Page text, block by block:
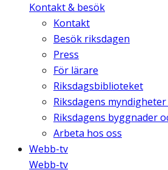
Kontakt & besök
Kontakt
Besök riksdagen
Press
För lärare
Riksdagsbiblioteket
Riksdagens
Riksdagens byggnader
Arbeta hos oss
Webb-tv
Webb-tv